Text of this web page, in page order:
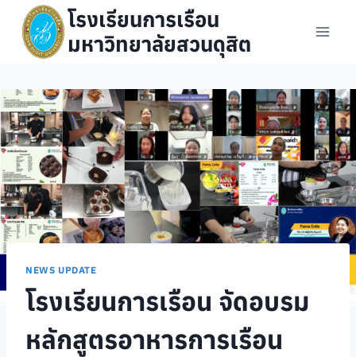
content
โรงเรียนการเรือน
มหาวิทยาลัยสวนดุสิต
NEWS UPDATE
โรงเรียนการเรือน จัดอบรม
หลักสูตรอาหารการเรือน